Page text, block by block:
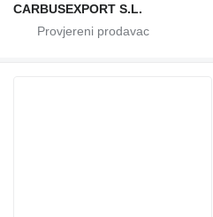
CARBUSEXPORT S.L.